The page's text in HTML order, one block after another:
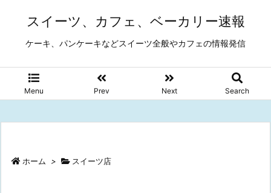
スイーツ、カフェ、ベーカリー速報
ケーキ、パンケーキなどスイーツ全般やカフェの情報発信
Menu Prev Next Search
ホーム > スイーツ店